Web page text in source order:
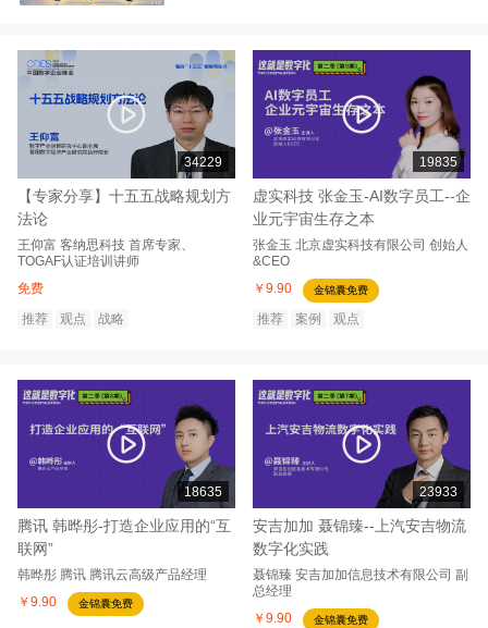
34229
【专家分享】十五五战略规划方
法论
王仰富 客纳思科技 首席专家、
TOGAF认证培训讲师
免费
推荐
观点 战略
19835
虚实科技 张金玉-AI数字员工--企
业元宇宙生存之本
张金玉 北京虚实科技有限公司 创始人
&CEO
￥9.90
金锦囊免费
推荐 案例 观点
18635
腾讯 韩晔彤-打造企业应用的“互
联网”
韩晔彤 腾讯 腾讯云高级产品经理
￥9.90
金锦囊免费
23933
安吉加加 聂锦臻--上汽安吉物流
数字化实践
聂锦臻 安吉加加信息技术有限公司 副
总经理
￥9.90
金锦囊免费